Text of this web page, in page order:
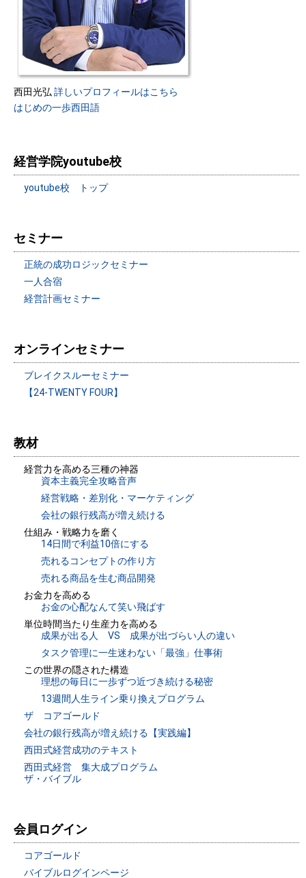
西田光弘 詳しいプロフィールはこちら
はじめの一歩西田語
経営学院youtube校
youtube校 トップ
セミナー
正統の成功ロジックセミナー
一人合宿
経営計画セミナー
オンラインセミナー
ブレイクスルーセミナー
【24-TWENTY FOUR】
教材
経営力を高める三種の神器
資本主義完全攻略音声
経営戦略・差別化・マーケティング
会社の銀行残高が増え続ける
仕組み・戦略力を磨く
14日間で利益10倍にする
売れるコンセプトの作り方
売れる商品を生む商品開発
お金力を高める
お金の心配なんて笑い飛ばす
単位時間当たり生産力を高める
成果が出る人 VS 成果が出づらい人の違い
タスク管理に一生迷わない「最強」仕事術
この世界の隠された構造
理想の毎日に一歩ずつ近づき続ける秘密
13週間人生ライン乗り換えプログラム
ザ コアゴールド
会社の銀行残高が増え続ける【実践編】
西田式経営成功のテキスト
西田式経営 集大成プログラム
ザ・バイブル
会員ログイン
コアゴールド
バイブルログインページ